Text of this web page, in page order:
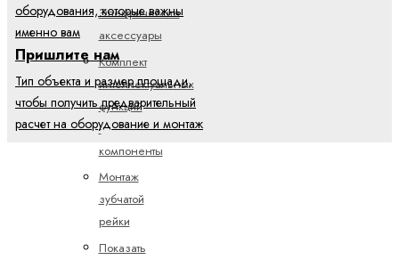
Электрические
аксессуары
Комплект
интеллектуальных
функций
-
компоненты
Монтаж
зубчатой
рейки
Показать
оборудования, которые важны
именно вам
Пришлите нам
Тип объекта и размер площади,
чтобы получить предварительный
расчет на оборудование и монтаж